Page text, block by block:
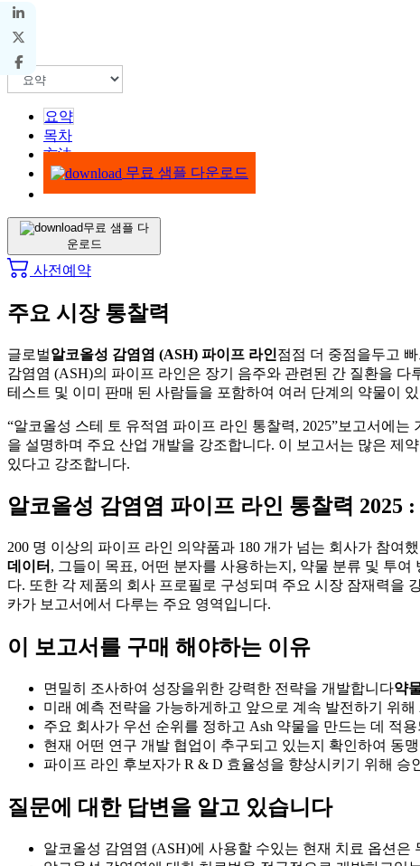
요약
목차
方法
무료 샘플 다운로드
무료 샘플 다
운로드
사전예약
주요 시장 통찰력
글로벌알코올성 감염염 (ASH) 파이프 라인점점 더 중점을두고
감염염 (ASH)의 파이프 라인은 장기 음주와 관련된 간 질환을
테스트 및 이미 판매 된 사람들을 포함하여 여러 단계의 약물이
“알코올성 스테 토 유적염 파이프 라인 통찰력, 2025”보고서에
을 설명하며 주요 산업 개발을 강조합니다. 이 보고서는 많은 제
있다고 강조합니다.
알코올성 감염염 파이프 라인 통찰력 2025 :
200 명 이상의 파이프 라인 의약품과 180 개가 넘는 회사가 참여
데이터 , 그들이 목표, 어떤 분자를 사용하는지, 약물 분류 및 투
다. 또한 각 제품의 회사 프로필로 구성되며 주요 시장 잠재력을
카가 보고서에서 다루는 주요 영역입니다.
이 보고서를 구매 해야하는 이유
면밀히 조사하여 성장을위한 강력한 전략을 개발합니다약
미래 예측 전략을 가능하게하고 앞으로 계속 발전하기 위
주요 회사가 우선 순위를 정하고 Ash 약물을 만드는 데 적
현재 어떤 연구 개발 협업이 추구되고 있는지 확인하여 동
파이프 라인 후보자가 R & D 효율성을 향상시키기 위해
질문에 대한 답변을 알고 있습니다
알코올성 감염염 (ASH)에 사용할 수있는 현재 치료 옵션은